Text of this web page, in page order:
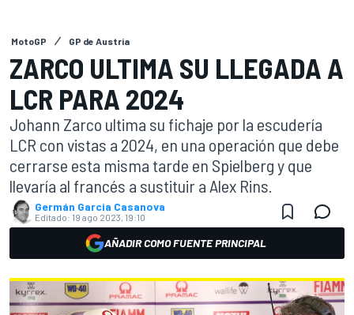
MotoGP GP de Austria
ZARCO ULTIMA SU LLEGADA A
LCR PARA 2024
Johann Zarco ultima su fichaje por la escudería
LCR con vistas a 2024, en una operación que debe
cerrarse esta misma tarde en Spielberg y que
llevaría al francés a sustituir a Alex Rins.
Germán Garcia Casanova
Editado: 19 ago 2023, 19:10
AÑADIR COMO FUENTE PRINCIPAL